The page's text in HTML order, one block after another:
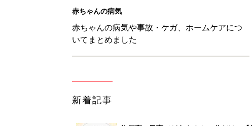
赤ちゃんの病気
赤ちゃんの病気や事故・ケガ、ホームケアにつ
いてまとめました
新着記事